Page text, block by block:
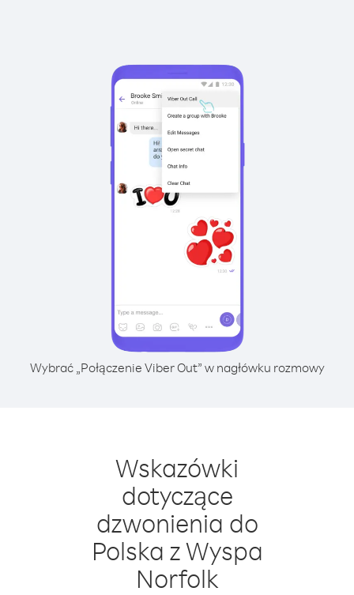
Wybrać „Połączenie Viber Out” w nagłówku rozmowy
Wskazówki
dotyczące
dzwonienia do
Polska z Wyspa
Norfolk